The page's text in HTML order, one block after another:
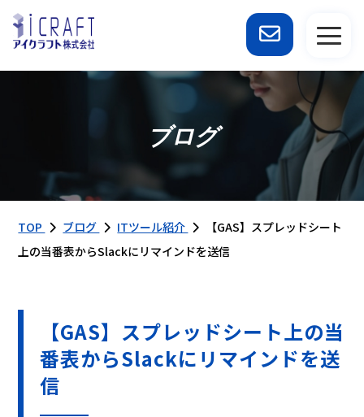
ブログ
TOP ブログ ITツール紹介
【GAS】スプレッドシート
上の当番表からSlackにリマインドを送信
【GAS】スプレッドシート上の当
番表からSlackにリマインドを送
信